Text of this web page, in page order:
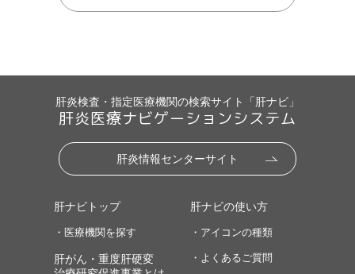
肝炎検査・指定医療機関の検索サイト「肝ナビ」
肝炎医療ナビゲーションシステム
肝炎情報センターサイト
肝ナビトップ
・医療機関を探す
肝がん・重度肝硬変
肝ナビの使い方
・アイコンの種類
・よくあるご質問